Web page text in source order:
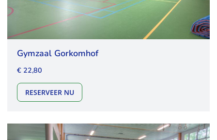
Gymzaal Gorkomhof
€ 22,80
RESERVEER NUGYMZAAL GORKOMHOF